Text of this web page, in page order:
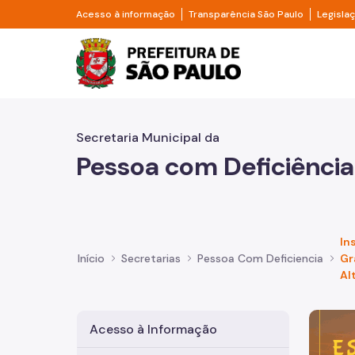
Pular para o Conteúdo principal
Acesso à informação Divisor de acesso à informação
Transparência São Paulo Divisor
Prefeitura de São
Secretaria Municipal da
Pessoa com Deficiência
Início Secretarias Pessoa Com Deficiencia
Acesso à Informação